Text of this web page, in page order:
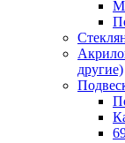
другие)